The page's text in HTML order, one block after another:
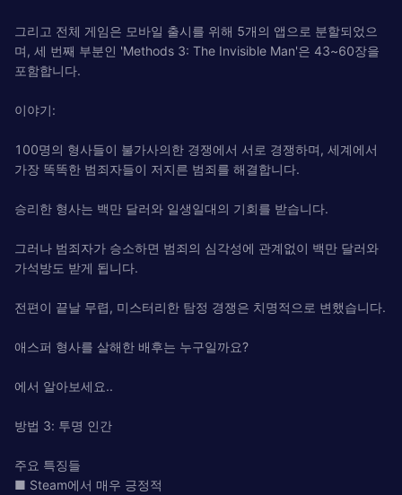
그리고 전체 게임은 모바일 출시를 위해 5개의 앱으로 분할되었으
며, 세 번째 부분인 'Methods 3: The Invisible Man'은 43~60장을
포함합니다.
이야기:
100명의 형사들이 불가사의한 경쟁에서 서로 경쟁하며, 세계에서
가장 똑똑한 범죄자들이 저지른 범죄를 해결합니다.
승리한 형사는 백만 달러와 일생일대의 기회를 받습니다.
그러나 범죄자가 승소하면 범죄의 심각성에 관계없이 백만 달러와
가석방도 받게 됩니다.
전편이 끝날 무렵, 미스터리한 탐정 경쟁은 치명적으로 변했습니다.
애스퍼 형사를 살해한 배후는 누구일까요?
에서 알아보세요..
방법 3: 투명 인간
주요 특징들
■ Steam에서 매우 긍정적